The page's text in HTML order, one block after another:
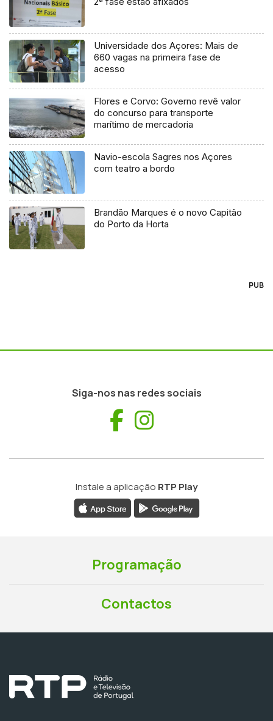
Universidade dos Açores: Mais de
660 vagas na primeira fase de
acesso
Flores e Corvo: Governo revê valor
do concurso para transporte
marítimo de mercadoria
Navio-escola Sagres nos Açores
com teatro a bordo
Brandão Marques é o novo Capitão
do Porto da Horta
PUB
Siga-nos nas redes sociais
Facebook
Instale a aplicação RTP Play
Programação
Contactos